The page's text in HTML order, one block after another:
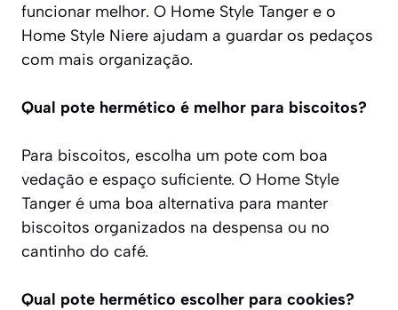
funcionar melhor. O Home Style Tanger e o
Home Style Niere ajudam a guardar os pedaços
com mais organização.
Qual pote hermético é melhor para biscoitos?
Para biscoitos, escolha um pote com boa
vedação e espaço suficiente. O Home Style
Tanger é uma boa alternativa para manter
biscoitos organizados na despensa ou no
cantinho do café.
Qual pote hermético escolher para cookies?